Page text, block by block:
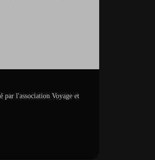
l'association Voyage et